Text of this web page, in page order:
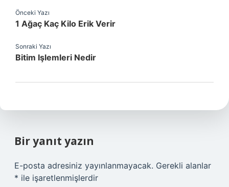
Önceki Yazı
1 Ağaç Kaç Kilo Erik Verir
Sonraki Yazı
Bitim Işlemleri Nedir
Bir yanıt yazın
E-posta adresiniz yayınlanmayacak. Gerekli alanlar
* ile işaretlenmişlerdir